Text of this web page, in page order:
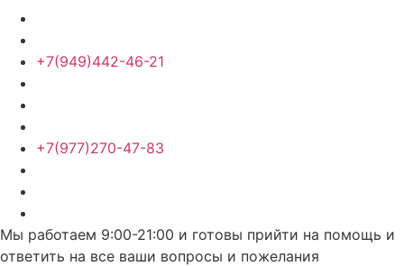
+7(949)442-46-21
+7(977)270-47-83
Мы работаем 9:00-21:00 и готовы прийти на помощь и
ответить на все ваши вопросы и пожелания